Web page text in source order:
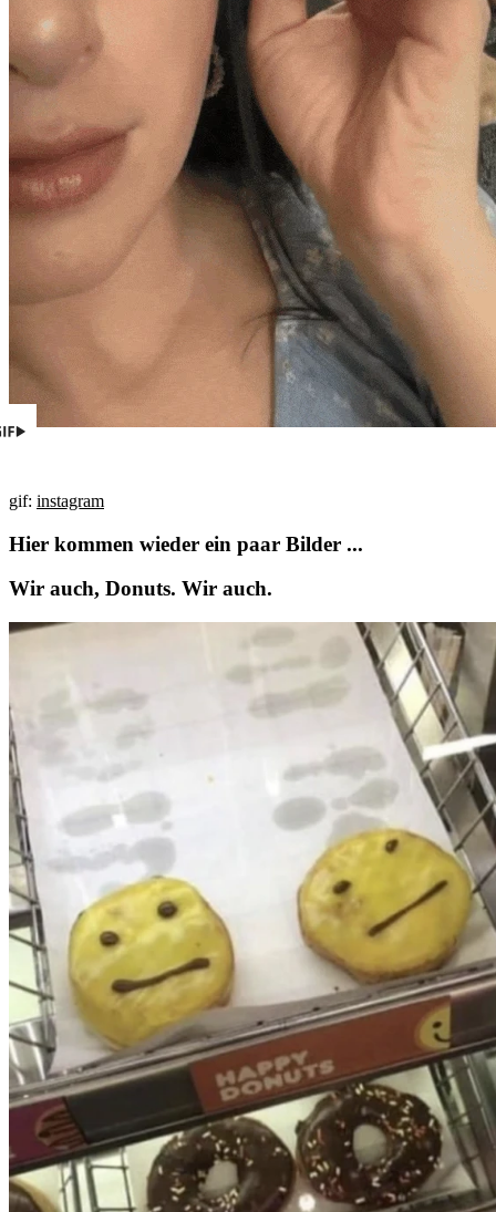
gif: instagram
Hier kommen wieder ein paar Bilder ...
Wir auch, Donuts. Wir auch.